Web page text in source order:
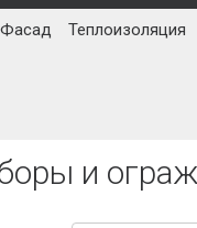
Фасад Теплоизоляция
и